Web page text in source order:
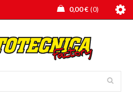
0,00€ 0